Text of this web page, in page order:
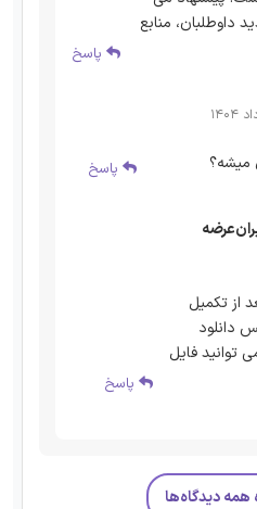
داوطلبان، منابع
پاسخ
میشه؟ پاسخ
از تکمیل
دانلود
توانید فایل
پاسخ
دیدگاه‌ها